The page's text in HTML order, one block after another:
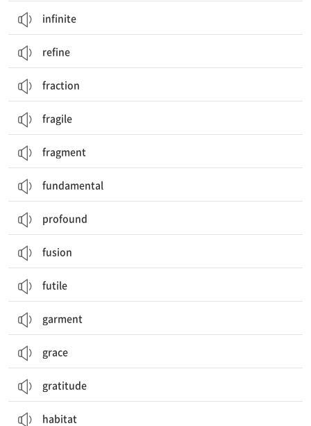
infinite
refine
fraction
fragile
fragment
fundamental
profound
fusion
futile
garment
grace
gratitude
habitat